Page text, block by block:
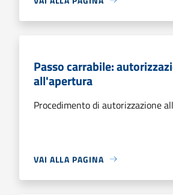
Passo carrabile:
all'apertura
Procedimento di autorizzazione
VAI ALLA PAGINA